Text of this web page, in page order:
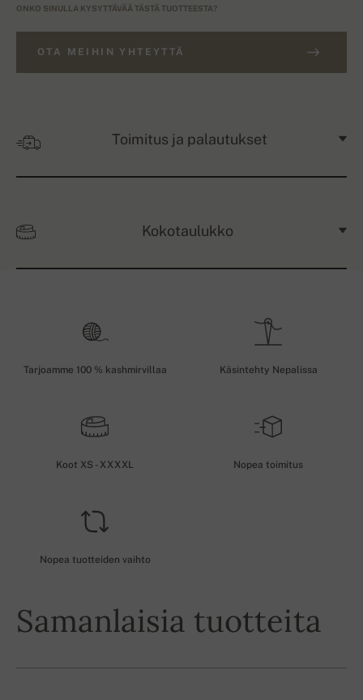
ONKO SINULLA KYSYTTÄVÄÄ TÄSTÄ TUOTTEESTA?
OTA MEIHIN YHTEYTTÄ
Toimitus ja palautukset
Kokotaulukko
Tarjoamme 100 % kashmirvillaa Käsintehty Nepalissa
Koot XS - XXXXL Nopea toimitus
Nopea tuotteiden vaihto
Samanlaisia tuotteita